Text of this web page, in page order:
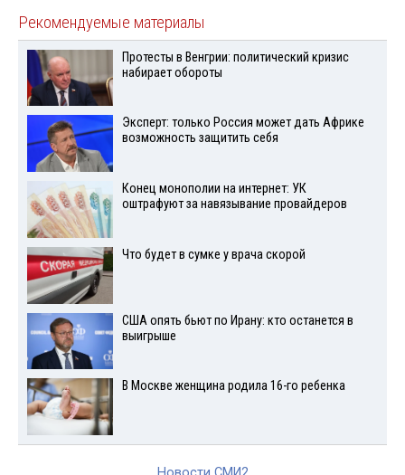
Рекомендуемые материалы
Протесты в Венгрии: политический кризис
набирает обороты
Эксперт: только Россия может дать Африке
возможность защитить себя
Конец монополии на интернет: УК
оштрафуют за навязывание провайдеров
Что будет в сумке у врача скорой
США опять бьют по Ирану: кто останется в
выигрыше
В Москве женщина родила 16-го ребенка